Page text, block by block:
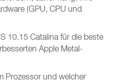
(GPU, CPU und
10.15 Catalina für die beste
Apple Metal-
Prozessor und welcher